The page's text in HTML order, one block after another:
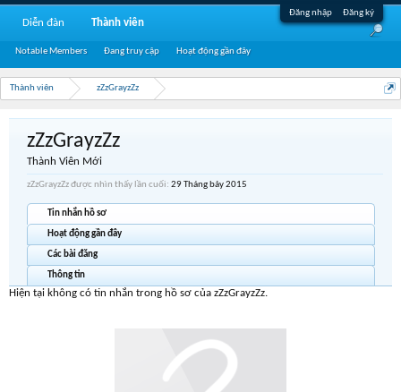
Đăng nhập Đăng ký
Thành viên zZzGrayzZz
zZzGrayzZz
Thành Viên Mới
zZzGrayzZz được nhìn thấy lần cuối: 29 Tháng bảy 2015
Tin nhắn hồ sơ
Hoạt động gần đây
Các bài đăng
Thông tin
Hiện tại không có tin nhắn trong hồ sơ của zZzGrayzZz.
Diễn đàn Thành viên
Notable Members Đang truy cập Hoạt động gần đây